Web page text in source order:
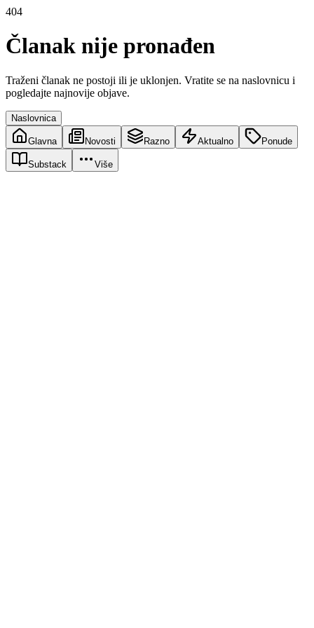
404
Članak nije pronađen
Traženi članak ne postoji ili je uklonjen. Vratite se na naslovnicu i
pogledajte najnovije objave.
Naslovnica
Glavna Novosti Razno Aktualno Ponude
Substack Više